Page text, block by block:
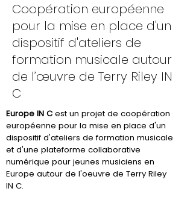
Coopération européenne
pour la mise en place d'un
dispositif d'ateliers de
formation musicale autour
de l’œuvre de Terry Riley IN
C
Europe IN C est un projet de coopération
européenne pour la mise en place d'un
dispositif d'ateliers de formation musicale
et d'une plateforme collaborative
numérique pour jeunes musiciens en
Europe autour de l'oeuvre de Terry Riley
IN C.